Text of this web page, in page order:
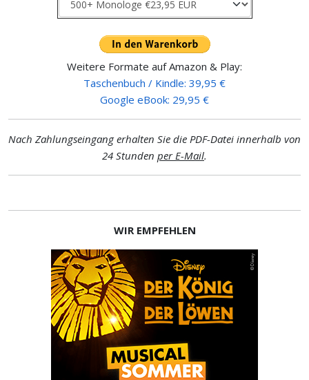
Weitere Formate auf Amazon & Play:
Taschenbuch / Kindle: 39,95 €
Google eBook: 29,95 €
Nach Zahlungseingang erhalten Sie die PDF-Datei innerhalb von
24 Stunden per E-Mail.
WIR EMPFEHLEN